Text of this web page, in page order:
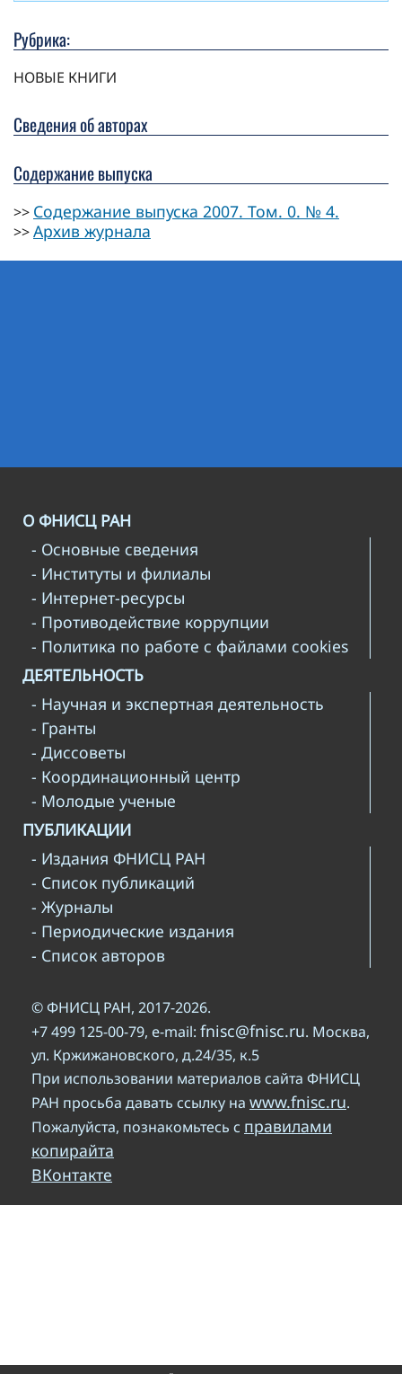
Рубрика:
НОВЫЕ КНИГИ
Сведения об авторах
Содержание выпуска
>> Содержание выпуска 2007. Том. 0. № 4.
>>Архив журнала
О ФНИСЦ РАН
- Основные сведения
- Институты и филиалы
- Интернет-ресурсы
- Противодействие коррупции
- Политика по работе с файлами cookies
ДЕЯТЕЛЬНОСТЬ
- Научная и экспертная деятельность
- Гранты
- Диссоветы
- Координационный центр
- Молодые ученые
ПУБЛИКАЦИИ
- Издания ФНИСЦ РАН
- Список публикаций
- Журналы
- Периодические издания
- Список авторов
© ФНИСЦ РАН, 2017-2026.
+7 499 125-00-79, e-mail: fnisc@fnisc.ru. Москва,
ул. Кржижановского, д.24/35, к.5
При использовании материалов сайта ФНИСЦ
РАН просьба давать ссылку на www.fnisc.ru.
Пожалуйста, познакомьтесь с правилами
копирайта
ВКонтакте